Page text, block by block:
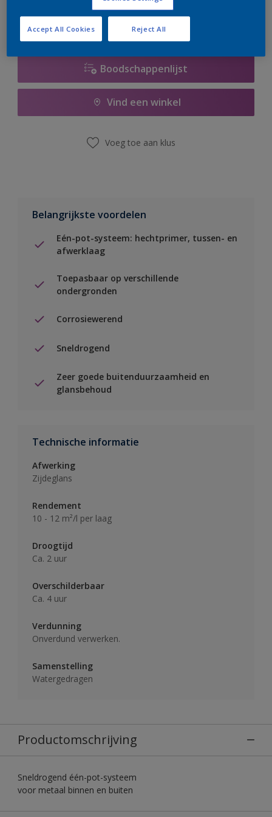
Boodschappenlijst
Vind een winkel
Voeg toe aan klus
Belangrijkste voordelen
Eén-pot-systeem: hechtprimer, tussen- en
afwerklaag
Toepasbaar op verschillende
ondergronden
Corrosiewerend
Sneldrogend
Zeer goede buitenduurzaamheid en
glansbehoud
Technische informatie
Afwerking
Zijdeglans
Rendement
10 - 12 m²/l per laag
Droogtijd
Ca. 2 uur
Overschilderbaar
Ca. 4 uur
Verdunning
Onverdund verwerken.
Samenstelling
Watergedragen
Productomschrijving
Sneldrogend één-pot-systeem
voor metaal binnen en buiten
Reject All
Accept All Cookies